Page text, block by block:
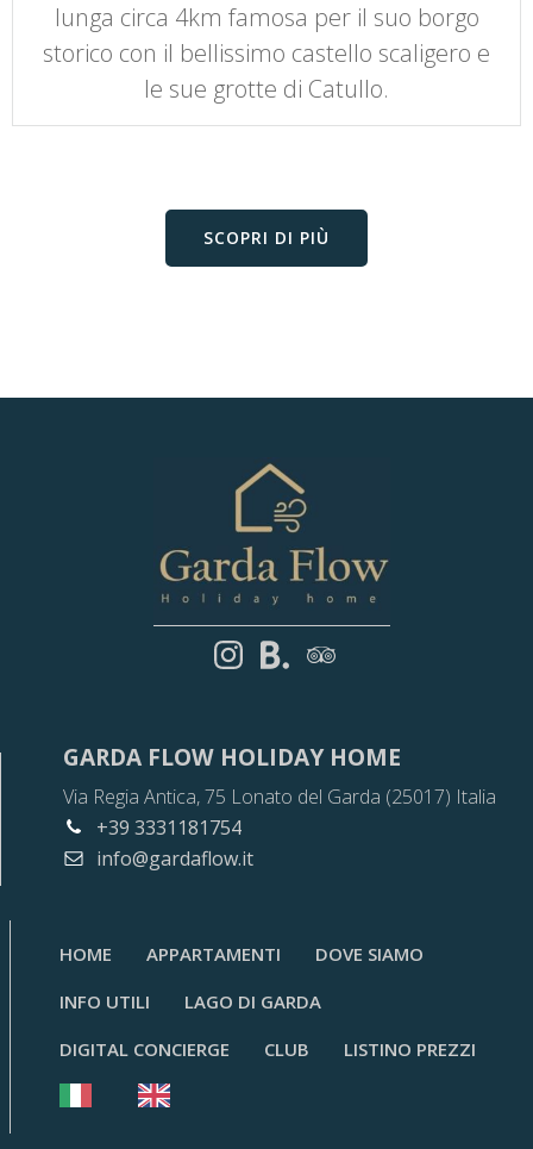
lunga circa 4km famosa per il suo borgo
storico con il bellissimo castello scaligero e
le sue grotte di Catullo.
SCOPRI DI PIÙ
GARDA FLOW HOLIDAY HOME
Via Regia Antica, 75 Lonato del Garda (25017) Italia
+39 3331181754
info@gardaflow.it
HOME APPARTAMENTI
DOVE SIAMO
INFO UTILI
LAGO DI GARDA
DIGITAL CONCIERGE
CLUB LISTINO PREZZI